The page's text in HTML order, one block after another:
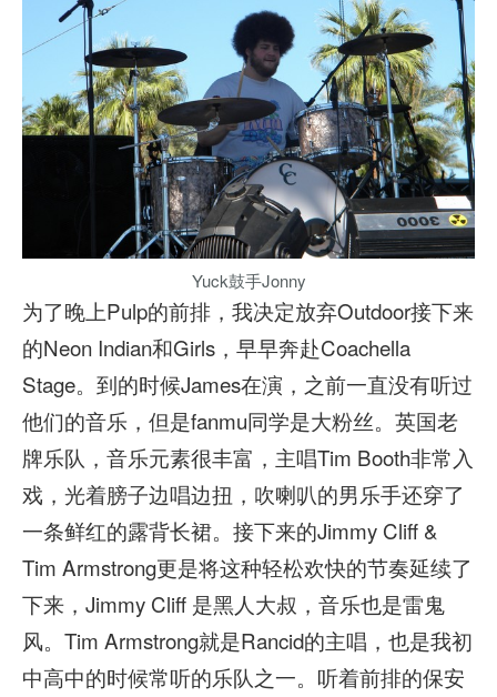
Yuck鼓手Jonny
为了晚上Pulp的前排，我决定放弃Outdoor接下来
的Neon Indian和Girls，早早奔赴Coachella
Stage。到的时候James在演，之前一直没有听过
他们的音乐，但是fanmu同学是大粉丝。英国老
牌乐队，音乐元素很丰富，主唱Tim Booth非常入
戏，光着膀子边唱边扭，吹喇叭的男乐手还穿了
一条鲜红的露背长裙。接下来的Jimmy Cliff &
Tim Armstrong更是将这种轻松欢快的节奏延续了
下来，Jimmy Cliff 是黑人大叔，音乐也是雷鬼
风。Tim Armstrong就是Rancid的主唱，也是我初
中高中的时候常听的乐队之一。听着前排的保安